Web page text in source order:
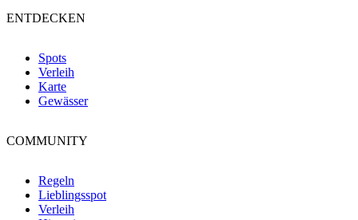
ENTDECKEN
Spots
Verleih
Karte
Gewässer
COMMUNITY
Regeln
Lieblingsspot
Verleih